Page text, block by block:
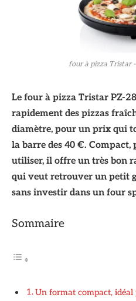
four à pizza Tristar
Le four à pizza Tristar PZ-
rapidement des pizzas
diamètre, pour un prix qui
la barre des 40 €. Compact,
utiliser, il offre un très bon
qui veut retrouver un petit
sans investir dans un four
Sommaire
Un format compact,